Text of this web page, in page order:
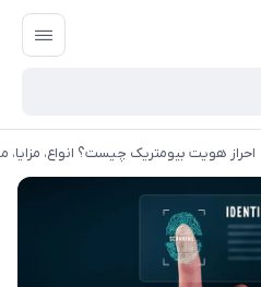
احراز هویت بیومتریک چیست؟ انواع، مزایا،